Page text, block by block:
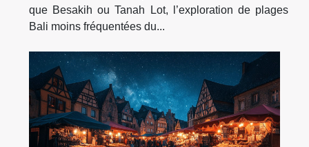
que Besakih ou Tanah Lot, l’exploration de plages
Bali moins fréquentées du...